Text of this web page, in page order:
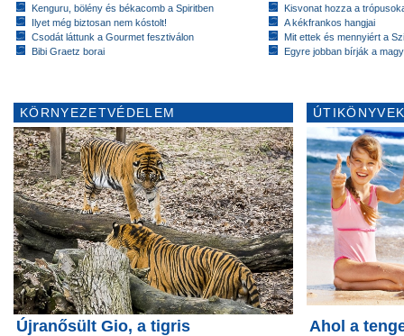
Kenguru, bölény és békacomb a Spiritben
Ilyet még biztosan nem kóstolt!
Csodát láttunk a Gourmet fesztiválon
Bibi Graetz borai
Kisvonat hozza a
A kékfrankos hangjai
Mit ettek és mennyiért a
Egyre jobban bírják a
KÖRNYEZETVÉDELEM
Újranősült Gio, a tigris Ahol a